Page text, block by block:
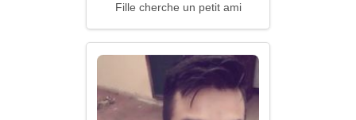
Fille cherche un petit ami